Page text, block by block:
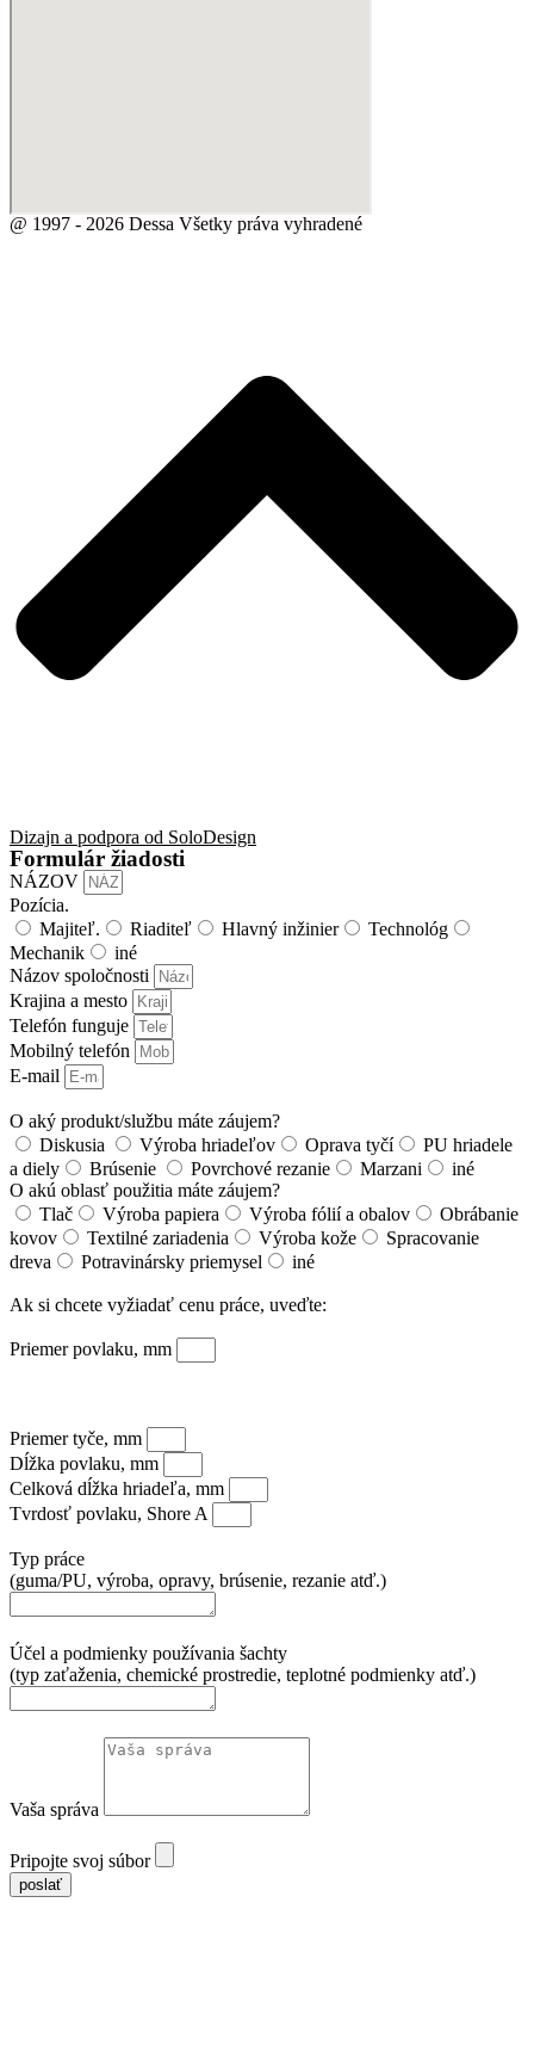
@ 1997 - 2026 Dessa Všetky práva vyhradené
Dizajn a podpora od SoloDesign
Formulár žiadosti
NÁZOV
Pozícia.
Majiteľ.
Riaditeľ Hlavný inžinier
Technológ
Mechanik
iné
Názov spoločnosti
Krajina a mesto
Telefón funguje
Mobilný telefón
E-mail
O aký produkt/službu máte záujem?
Diskusia
Výroba hriadeľov Oprava tyčí
PU hriadele
a diely
Brúsenie Povrchové rezanie Marzani
iné
O akú oblasť použitia máte záujem?
Tlač
Výroba papiera Výroba fólií a obalov
Obrábanie
kovov
Textilné zariadenia Výroba kože
Spracovanie
dreva
Potravinársky priemysel iné
Ak si chcete vyžiadať cenu práce, uveďte:
Priemer povlaku, mm
Priemer tyče, mm
Dĺžka povlaku, mm
Celková dĺžka hriadeľa, mm
Tvrdosť povlaku, Shore A
Typ práce
(guma/PU, výroba, opravy, brúsenie, rezanie atď.)
Účel a podmienky používania šachty
(typ zaťaženia, chemické prostredie, teplotné podmienky atď.)
Vaša správa
Pripojte svoj súbor
poslať